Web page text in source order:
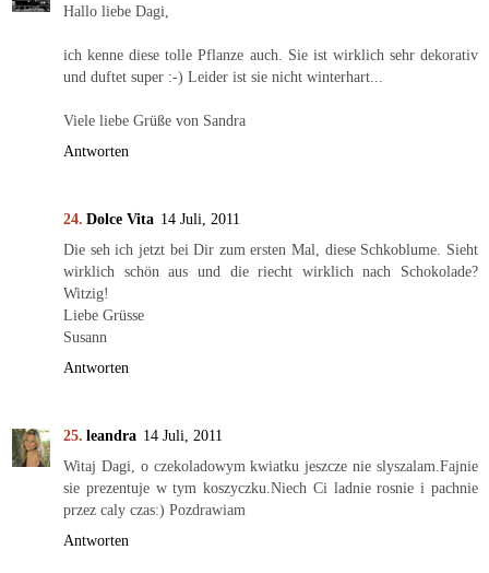
Hallo liebe Dagi,
ich kenne diese tolle Pflanze auch. Sie ist wirklich sehr dekorativ
und duftet super :-) Leider ist sie nicht winterhart...
Viele liebe Grüße von Sandra
Antworten
Dolce Vita 14 Juli, 2011
Die seh ich jetzt bei Dir zum ersten Mal, diese Schkoblume. Sieht
wirklich schön aus und die riecht wirklich nach Schokolade?
Witzig!
Liebe Grüsse
Susann
Antworten
leandra 14 Juli, 2011
Witaj Dagi, o czekoladowym kwiatku jeszcze nie slyszalam.Fajnie
sie prezentuje w tym koszyczku.Niech Ci ladnie rosnie i pachnie
przez caly czas:) Pozdrawiam
Antworten